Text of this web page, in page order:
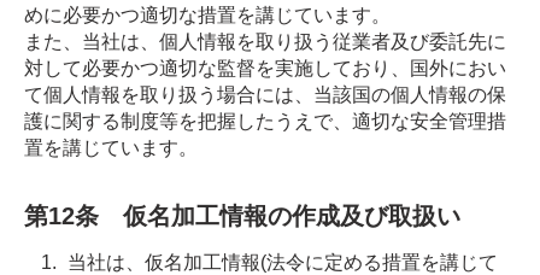
めに必要かつ適切な措置を講じています。
また、当社は、個人情報を取り扱う従業者及び委託先に
対して必要かつ適切な監督を実施しており、国外におい
て個人情報を取り扱う場合には、当該国の個人情報の保
護に関する制度等を把握したうえで、適切な安全管理措
置を講じています。
第12条 仮名加工情報の作成及び取扱い
当社は、仮名加工情報(法令に定める措置を講じて